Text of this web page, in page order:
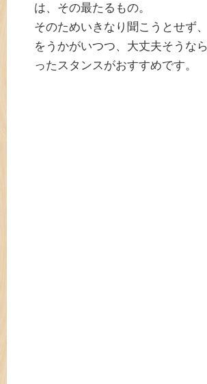
は、その最たるもの。
そのためいきなり聞こうとせず
をうかがいつつ、大丈夫そうな
ったスタンスがおすすめです。